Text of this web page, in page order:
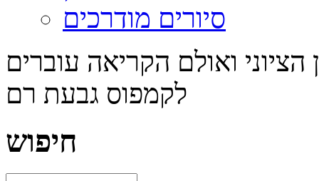
סיורים מודרכים
ואולם הקריאה עוברים
לקמפוס גבעת רם
חיפוש